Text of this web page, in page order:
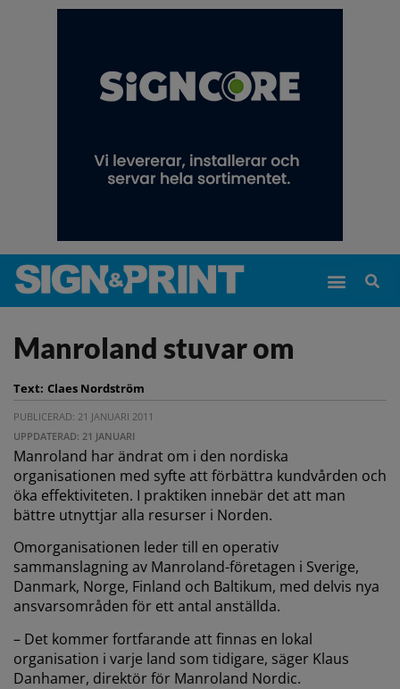
Manroland stuvar om
Text: Claes Nordström
PUBLICERAD: 21 JANUARI 2011
UPPDATERAD: 21 JANUARI
Manroland har ändrat om i den nordiska
organisationen med syfte att förbättra kundvården och
öka effektiviteten. I praktiken innebär det att man
bättre utnyttjar alla resurser i Norden.
Omorganisationen leder till en operativ
sammanslagning av Manroland-företagen i Sverige,
Danmark, Norge, Finland och Baltikum, med delvis nya
ansvarsområden för ett antal anställda.
– Det kommer fortfarande att finnas en lokal
organisation i varje land som tidigare, säger Klaus
Danhamer, direktör för Manroland Nordic.